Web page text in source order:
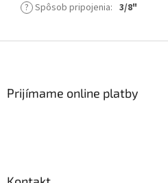
? Spôsob pripojenia: 3/8"
Prijímame online platby